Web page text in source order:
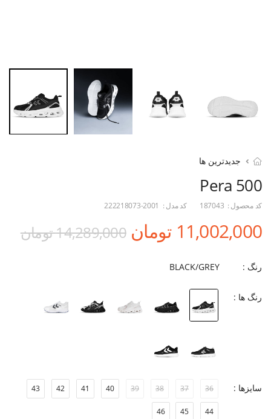
جدیدترین ها
Pera 500
کد محصول : 187043 کد مدل : 222218073-2001
11,002,000 تومان 14,289,000 تومان
رنگ : BLACK/GREY
رنگ ها :
سایزها : 36
37
38
39
40
41
42
43
44
45
46